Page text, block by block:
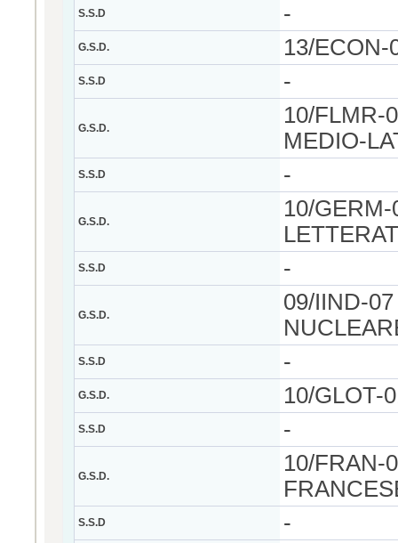
S.S.D -
G.S.D. 13/ECON-
S.S.D -
G.S.D.
10/FLMR-
MEDIO-
S.S.D -
G.S.D.
10/
S.S.D -
G.S.D.
09/IIND-
S.S.D -
G.S.D. 10/GLOT-
S.S.D -
G.S.D.
10/FRAN-
S.S.D -